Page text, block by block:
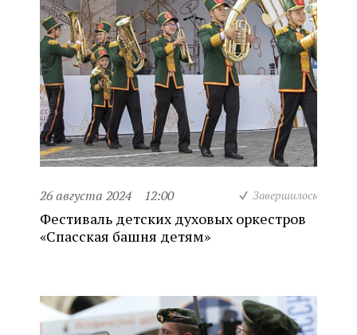
26 августа 2024 12:00 Завершилось
Фестиваль детских духовых оркестров
«Спасская башня детям»